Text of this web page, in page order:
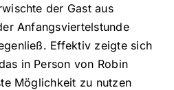
der Gast aus
Anfangsviertelstunde
Effektiv zeigte sich
in Person von Robin
Möglichkeit zu nutzen